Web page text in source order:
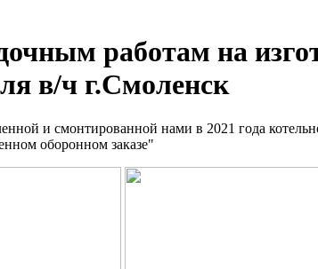
работам на
в/ч г.Смоленск
и смонтированной нами в 2021 года
оборонном заказе"